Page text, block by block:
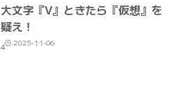
大文字『V』ときたら『仮想』を
疑え！
4 2025-11-06